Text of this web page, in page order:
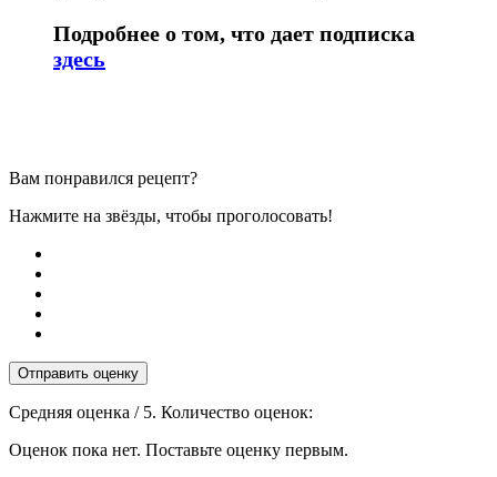
Подробнее о том, что дает подписка
здесь
Вам понравился рецепт?
Нажмите на звёзды, чтобы проголосовать!
Отправить оценку
Средняя оценка / 5. Количество оценок:
Оценок пока нет. Поставьте оценку первым.